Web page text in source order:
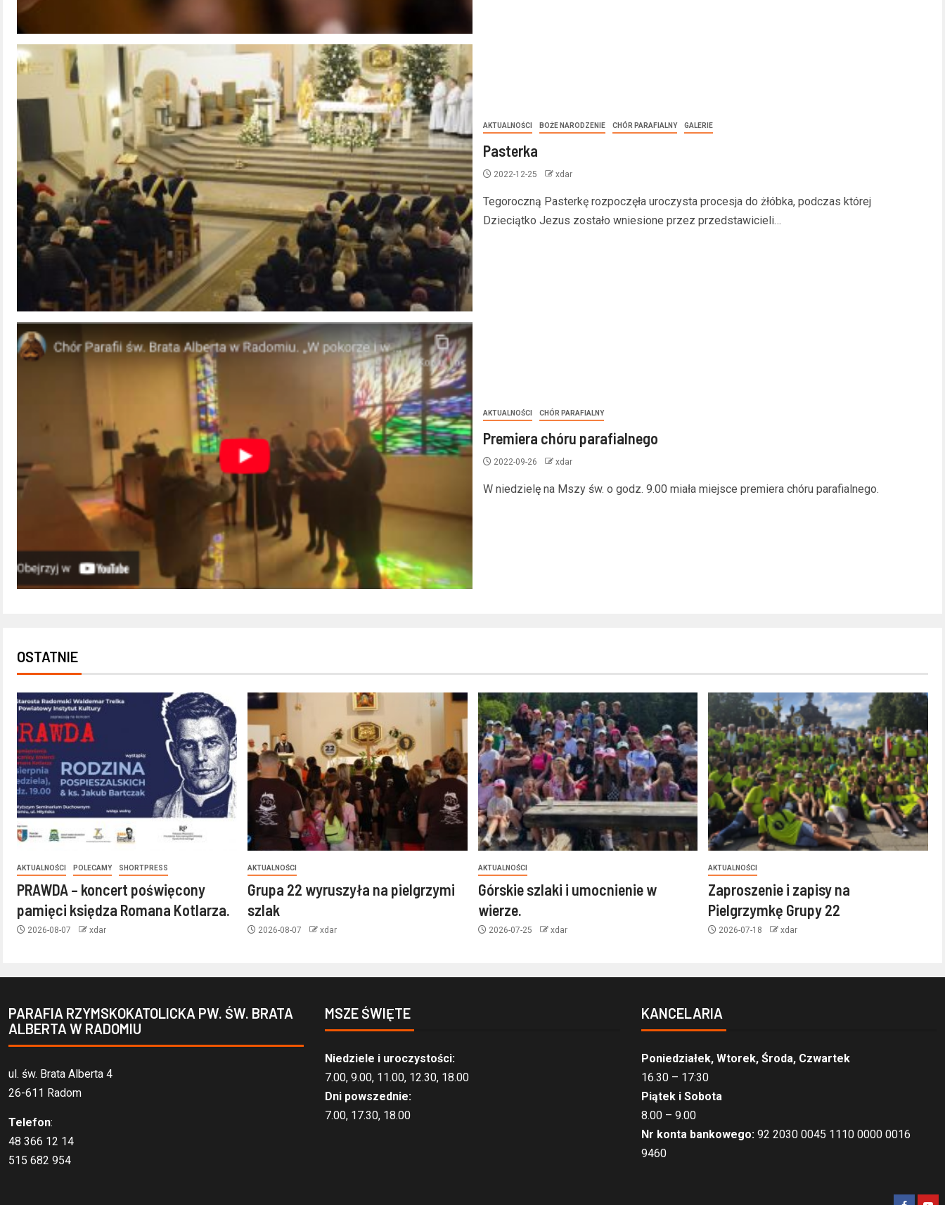
AKTUALNOŚCI BOŻE NARODZENIE CHÓR PARAFIALNY GALERIE
Pasterka
2022-12-25 xdar
Tegoroczną Pasterkę rozpoczęła uroczysta procesja do żłóbka, podczas której
Dzieciątko Jezus zostało wniesione przez przedstawicieli…
AKTUALNOŚCI CHÓR PARAFIALNY
Premiera chóru parafialnego
2022-09-26 xdar
W niedzielę na Mszy św. o godz. 9.00 miała miejsce premiera chóru parafialnego.
OSTATNIE
AKTUALNOŚCI POLECAMY SHORTPRESS
PRAWDA – koncert poświęcony
pamięci księdza Romana Kotlarza.
2026-08-07 xdar
AKTUALNOŚCI
Grupa 22 wyruszyła na pielgrzymi
szlak
2026-08-07 xdar
AKTUALNOŚCI
Górskie szlaki i umocnienie w
wierze.
2026-07-25 xdar
AKTUALNOŚCI
Zaproszenie i zapisy na
Pielgrzymkę Grupy 22
2026-07-18 xdar
PARAFIA RZYMSKOKATOLICKA PW. ŚW. BRATA
ALBERTA W RADOMIU
ul. św. Brata Alberta 4
26-611 Radom
Telefon:
48 366 12 14
515 682 954
MSZE ŚWIĘTE
Niedziele i uroczystości:
7.00, 9.00, 11.00, 12.30, 18.00
Dni powszednie:
7.00, 17.30, 18.00
KANCELARIA
Poniedziałek, Wtorek, Środa, Czwartek
16.30 – 17:30
Piątek i Sobota
8.00 – 9.00
Nr konta bankowego: 92 2030 0045 1110 0000 0016
9460